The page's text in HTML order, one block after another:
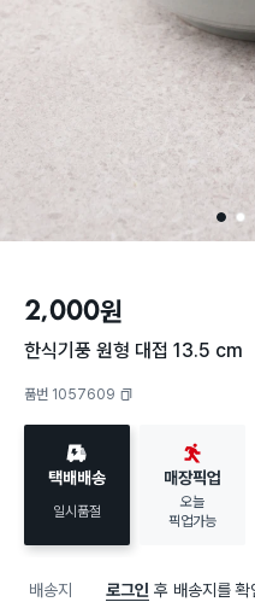
1 2
2,000원
한식기풍 원형 대접 13.5 cm
품번 1057609
택배배송
일시품절
매장픽업
오늘
픽업가능
배송지 로그인 후 배송지를 확